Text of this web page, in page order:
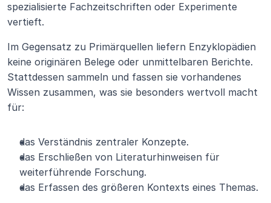
spezialisierte Fachzeitschriften oder Experimente
vertieft.
Im Gegensatz zu Primärquellen liefern Enzyklopädien
keine originären Belege oder unmittelbaren Berichte.
Stattdessen sammeln und fassen sie vorhandenes
Wissen zusammen, was sie besonders wertvoll macht
für:
das Verständnis zentraler Konzepte.
das Erschließen von Literaturhinweisen für
weiterführende Forschung.
das Erfassen des größeren Kontexts eines Themas.